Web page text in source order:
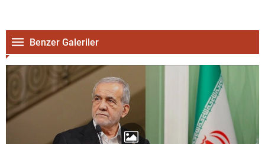
Benzer Galeriler